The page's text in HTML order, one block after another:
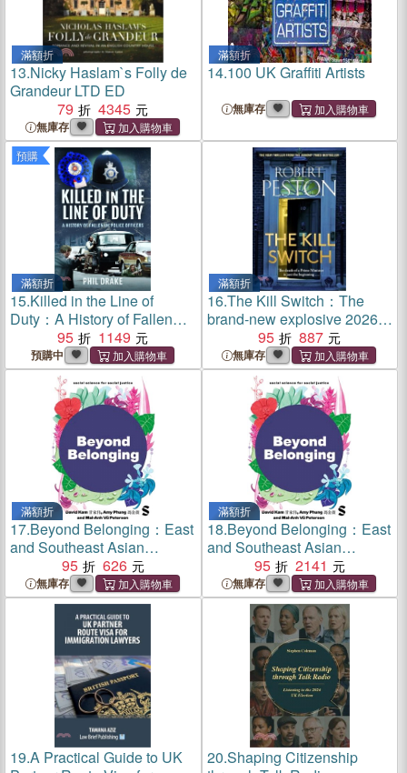
滿額折
13.Nicky Haslam`s Folly de
Grandeur LTD ED
79
4345
無庫存
滿額折
14.100 UK Graffiti Artists
無庫存
預購
滿額折
15.Killed in the Line of
Duty：A History of Fallen
UK Police Officers
95 1149
預購中
滿額折
16.The Kill Switch：The
brand-new explosive 2026
thriller from the bestselling
UK political journalist
95 887
無庫存
滿額折
17.Beyond Belonging：East
and Southeast Asian
Presence, Identity and
Activism in the UK
95 626
無庫存
滿額折
18.Beyond Belonging：East
and Southeast Asian
Presence, Identity and
Activism in the UK
95 2141
無庫存
19.A Practical Guide to UK
20.Shaping Citizenship